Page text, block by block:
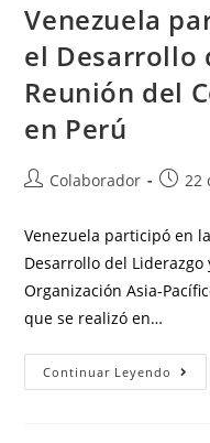
Venezuela
el Desarrollo
Reunión del
en Perú
Colaborador 22
Venezuela participó en
Desarrollo del
Organización Asia-
que se realizó en…
Continuar Leyendo